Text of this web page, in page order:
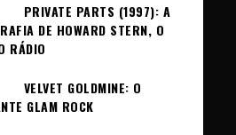
PRIVATE PARTS (1997): A
DE HOWARD STERN, O
RÁDIO
VELVET GOLDMINE: O
GLAM ROCK